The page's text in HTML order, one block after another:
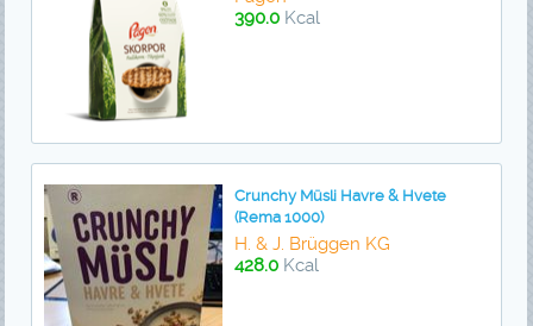
390.0Kcal
Crunchy Müsli Havre & Hvete
(Rema 1000)
H. & J. Brüggen KG
428.0Kcal